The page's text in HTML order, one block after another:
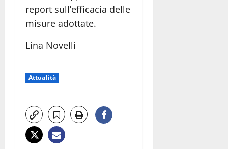
report sull’efficacia delle
misure adottate.
Lina Novelli
Attualità